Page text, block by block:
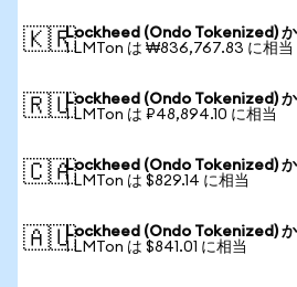
🇰🇷Lockheed (Ondo Tokenized) か
1 LMTon は ₩836,767.83 に相当
🇷🇺Lockheed (Ondo Tokenized) か
1 LMTon は ₽48,894.10 に相当
🇨🇦Lockheed (Ondo Tokenized) か
1 LMTon は $829.14 に相当
🇦🇺Lockheed (Ondo Tokenized) か
1 LMTon は $841.01 に相当